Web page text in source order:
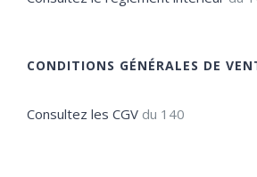
CONDITIONS GÉNÉRALES DE
Consultez les CGV du 140